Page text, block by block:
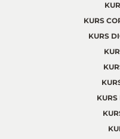
KURS
KURS
KURS